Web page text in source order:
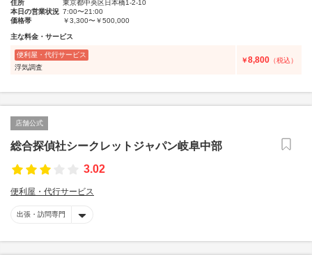
住所
東京都中央区日本橋1-2-10
本日の営業状況 7:00〜21:00
価格帯
￥3,300〜￥500,000
主な料金・サービス
便利屋・代行サービス
浮気調査
￥8,800 （税込）
店舗公式
総合探偵社シークレットジャパン岐阜中部
3.02
便利屋・代行サービス
出張・訪問専門